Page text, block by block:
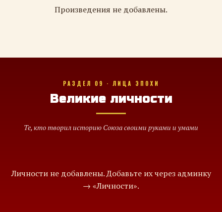
Произведения не добавлены.
РАЗДЕЛ 09 · ЛИЦА ЭПОХИ
Великие личности
Те, кто творил историю Союза своими руками и умами
Личности не добавлены. Добавьте их через админку
→ «Личности».